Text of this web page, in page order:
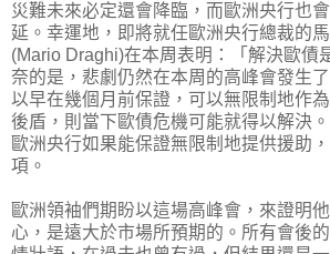
災難未來必定還會降臨，而歐洲央行也
延。幸運地，即將就任歐洲央行總裁的
(Mario Draghi)在本周表明：「解決歐債
奈的是，悲劇仍然在本周的高峰會發生
以早在幾個月前保證，可以無限制地作
後盾，則當下歐債危機可能就得以解決
歐洲央行如果能保證無限制地提供援助
項。
歐洲領袖們期盼以這場高峰會，來證明
心，是遠大於市場所預期的。所有會後